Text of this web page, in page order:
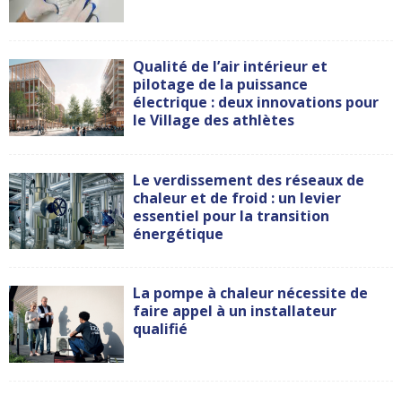
Qualité de l’air intérieur et
pilotage de la puissance
électrique : deux innovations pour
le Village des athlètes
Le verdissement des réseaux de
chaleur et de froid : un levier
essentiel pour la transition
énergétique
La pompe à chaleur nécessite de
faire appel à un installateur
qualifié